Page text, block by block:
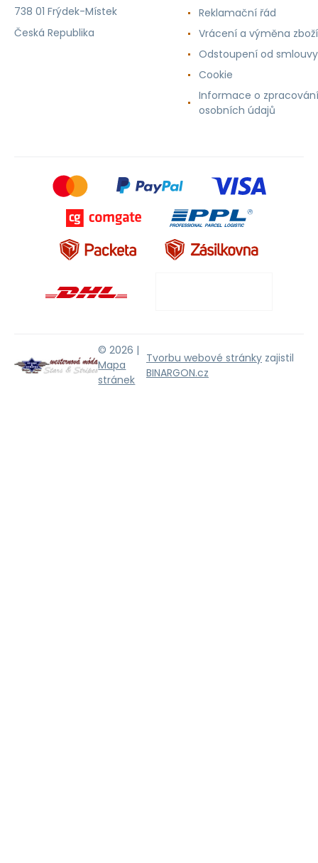
738 01 Frýdek-Místek
Česká Republika
Reklamační řád
Vrácení a výměna zboží
Odstoupení od smlouvy
Cookie
Informace o zpracování
osobních údajů
© 2026 |
Mapa
stránek
Tvorbu webové stránky zajistil
BINARGON.cz